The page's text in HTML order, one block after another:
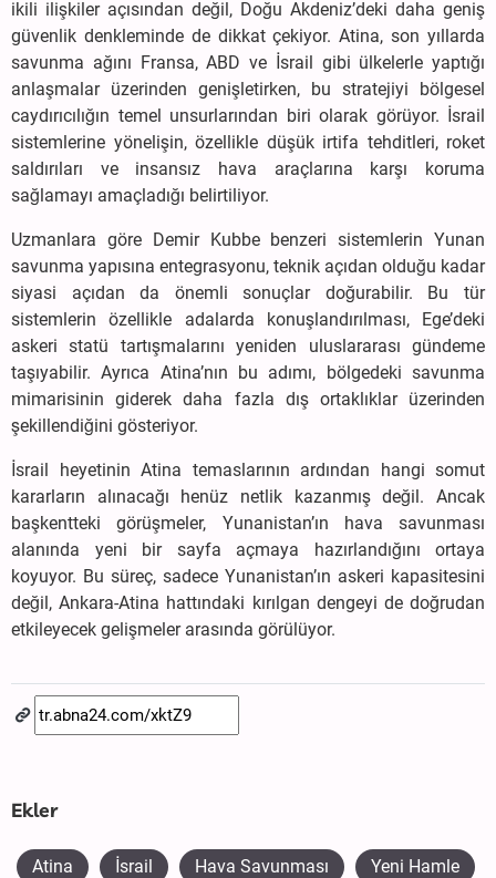
ikili ilişkiler açısından değil, Doğu Akdeniz’deki daha geniş
güvenlik denkleminde de dikkat çekiyor. Atina, son yıllarda
savunma ağını Fransa, ABD ve İsrail gibi ülkelerle yaptığı
anlaşmalar üzerinden genişletirken, bu stratejiyi bölgesel
caydırıcılığın temel unsurlarından biri olarak görüyor. İsrail
sistemlerine yönelişin, özellikle düşük irtifa tehditleri, roket
saldırıları ve insansız hava araçlarına karşı koruma
sağlamayı amaçladığı belirtiliyor.
Uzmanlara göre Demir Kubbe benzeri sistemlerin Yunan
savunma yapısına entegrasyonu, teknik açıdan olduğu kadar
siyasi açıdan da önemli sonuçlar doğurabilir. Bu tür
sistemlerin özellikle adalarda konuşlandırılması, Ege’deki
askeri statü tartışmalarını yeniden uluslararası gündeme
taşıyabilir. Ayrıca Atina’nın bu adımı, bölgedeki savunma
mimarisinin giderek daha fazla dış ortaklıklar üzerinden
şekillendiğini gösteriyor.
İsrail heyetinin Atina temaslarının ardından hangi somut
kararların alınacağı henüz netlik kazanmış değil. Ancak
başkentteki görüşmeler, Yunanistan’ın hava savunması
alanında yeni bir sayfa açmaya hazırlandığını ortaya
koyuyor. Bu süreç, sadece Yunanistan’ın askeri kapasitesini
değil, Ankara-Atina hattındaki kırılgan dengeyi de doğrudan
etkileyecek gelişmeler arasında görülüyor.
Ekler
Atina İsrail Hava Savunması Yeni Hamle